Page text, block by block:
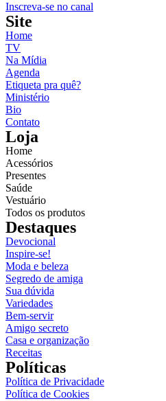
Inscreva-se no canal
Site
Home
TV
Na Mídia
Agenda
Etiqueta pra quê?
Ministério
Bio
Contato
Loja
Home
Acessórios
Presentes
Saúde
Vestuário
Todos os produtos
Destaques
Devocional
Inspire-se!
Moda e beleza
Segredo de amiga
Sua dúvida
Variedades
Bem-servir
Amigo secreto
Casa e organização
Receitas
Políticas
Política de Privacidade
Política de Cookies